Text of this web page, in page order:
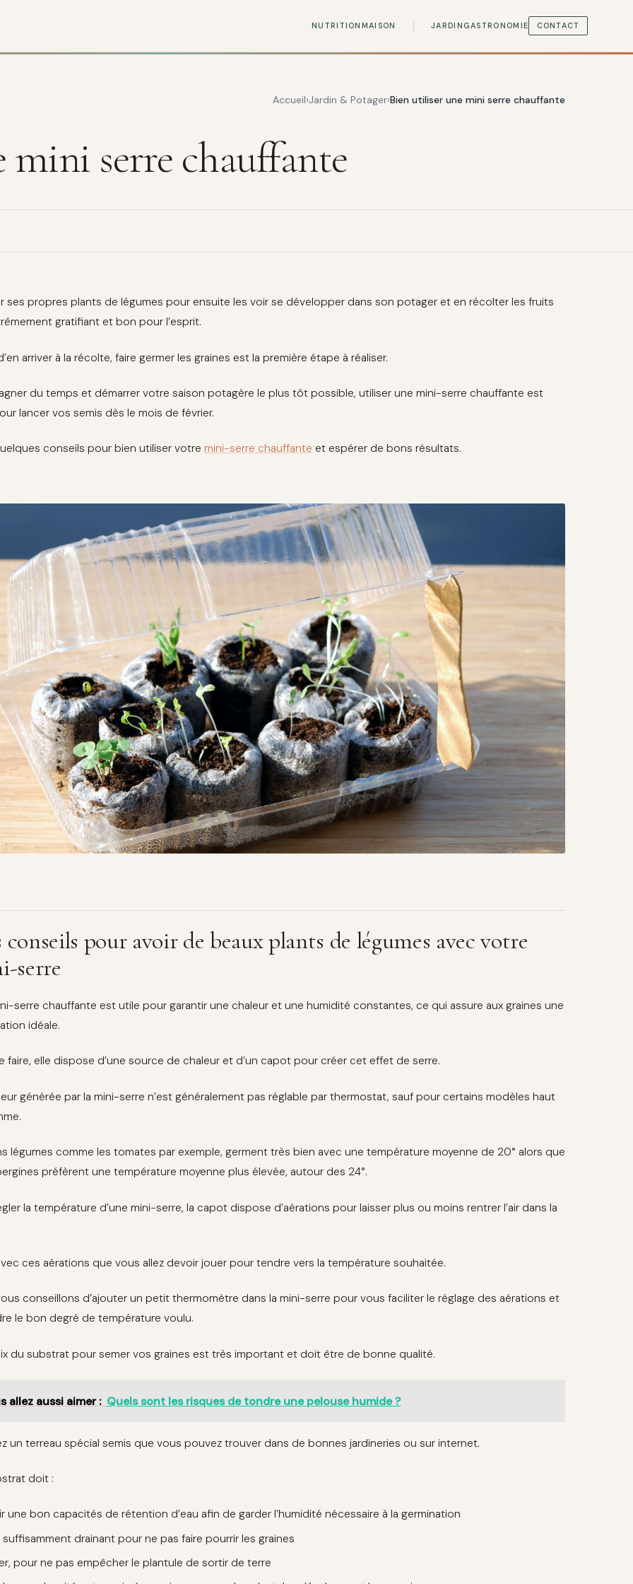
NUTRITION MAISON JARDIN GASTRONOMIE CONTACT
Accueil Jardin & Potager Bien utiliser une mini serre chauffante
serre chauffante
ses propres plants de légumes pour ensuite les voir se développer dans son potager et en récolter les fruits
gratifiant et bon pour l’esprit.
arriver à la récolte, faire germer les graines est la première étape à réaliser.
du temps et démarrer votre saison potagère le plus tôt possible, utiliser une mini-serre chauffante est
lancer vos semis dès le mois de février.
conseils pour bien utiliser votre mini-serre chauffante et espérer de bons résultats.
conseils pour avoir de beaux plants de légumes avec votre
serre
serre chauffante est utile pour garantir une chaleur et une humidité constantes, ce qui assure aux graines une
idéale.
faire, elle dispose d’une source de chaleur et d’un capot pour créer cet effet de serre.
générée par la mini-serre n’est généralement pas réglable par thermostat, sauf pour certains modèles haut
légumes comme les tomates par exemple, germent très bien avec une température moyenne de 20° alors que
préfèrent une température moyenne plus élevée, autour des 24°.
la température d’une mini-serre, la capot dispose d’aérations pour laisser plus ou moins rentrer l’air dans la
ces aérations que vous allez devoir jouer pour tendre vers la température souhaitée.
conseillons d’ajouter un petit thermomètre dans la mini-serre pour vous faciliter le réglage des aérations et
le bon degré de température voulu.
du substrat pour semer vos graines est très important et doit être de bonne qualité.
allez aussi aimer : Quels sont les risques de tondre une pelouse humide ?
un terreau spécial semis que vous pouvez trouver dans de bonnes jardineries ou sur internet.
doit :
une bon capacités de rétention d’eau afin de garder l’humidité nécessaire à la germination
suffisamment drainant pour ne pas faire pourrir les graines
pour ne pas empêcher le plantule de sortir de terre